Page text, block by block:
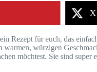
X
Rezept für euch, das
warmen, würzigen
möchtest. Sie sind